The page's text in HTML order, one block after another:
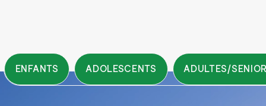
ENFANTS ADOLESCENTS ADULTES/